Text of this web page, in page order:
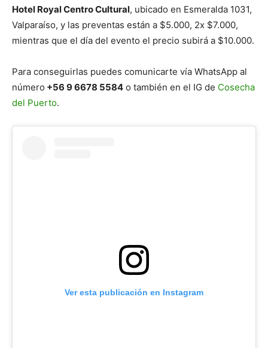
Hotel Royal Centro Cultural, ubicado en Esmeralda 1031,
Valparaíso, y las preventas están a $5.000, 2x $7.000,
mientras que el día del evento el precio subirá a $10.000.
Para conseguirlas puedes comunicarte vía WhatsApp al
número +56 9 6678 5584 o también en el IG de Cosecha
del Puerto.
Ver esta publicación en Instagram